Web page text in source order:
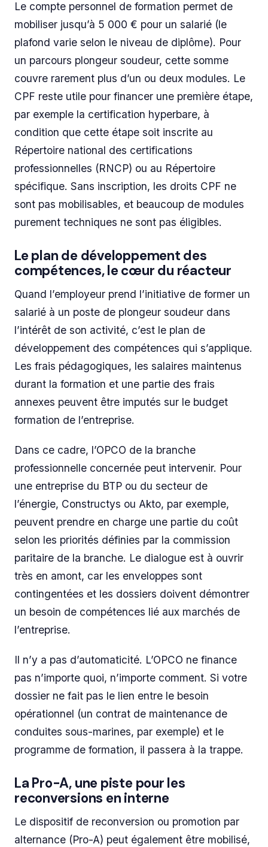
Le compte personnel de formation permet de
mobiliser jusqu’à 5 000 € pour un salarié (le
plafond varie selon le niveau de diplôme). Pour
un parcours plongeur soudeur, cette somme
couvre rarement plus d’un ou deux modules. Le
CPF reste utile pour financer une première étape,
par exemple la certification hyperbare, à
condition que cette étape soit inscrite au
Répertoire national des certifications
professionnelles (RNCP) ou au Répertoire
spécifique. Sans inscription, les droits CPF ne
sont pas mobilisables, et beaucoup de modules
purement techniques ne sont pas éligibles.
Le plan de développement des
compétences, le cœur du réacteur
Quand l’employeur prend l’initiative de former un
salarié à un poste de plongeur soudeur dans
l’intérêt de son activité, c’est le plan de
développement des compétences qui s’applique.
Les frais pédagogiques, les salaires maintenus
durant la formation et une partie des frais
annexes peuvent être imputés sur le budget
formation de l’entreprise.
Dans ce cadre, l’OPCO de la branche
professionnelle concernée peut intervenir. Pour
une entreprise du BTP ou du secteur de
l’énergie, Constructys ou Akto, par exemple,
peuvent prendre en charge une partie du coût
selon les priorités définies par la commission
paritaire de la branche. Le dialogue est à ouvrir
très en amont, car les enveloppes sont
contingentées et les dossiers doivent démontrer
un besoin de compétences lié aux marchés de
l’entreprise.
Il n’y a pas d’automaticité. L’OPCO ne finance
pas n’importe quoi, n’importe comment. Si votre
dossier ne fait pas le lien entre le besoin
opérationnel (un contrat de maintenance de
conduites sous-marines, par exemple) et le
programme de formation, il passera à la trappe.
La Pro-A, une piste pour les
reconversions en interne
Le dispositif de reconversion ou promotion par
alternance (Pro-A) peut également être mobilisé,